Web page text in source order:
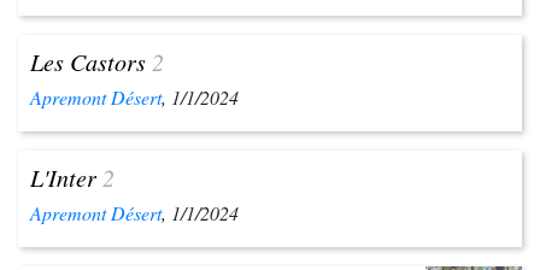
Les Castors 2
Apremont Désert, 1/1/2024
L'Inter 2
Apremont Désert, 1/1/2024